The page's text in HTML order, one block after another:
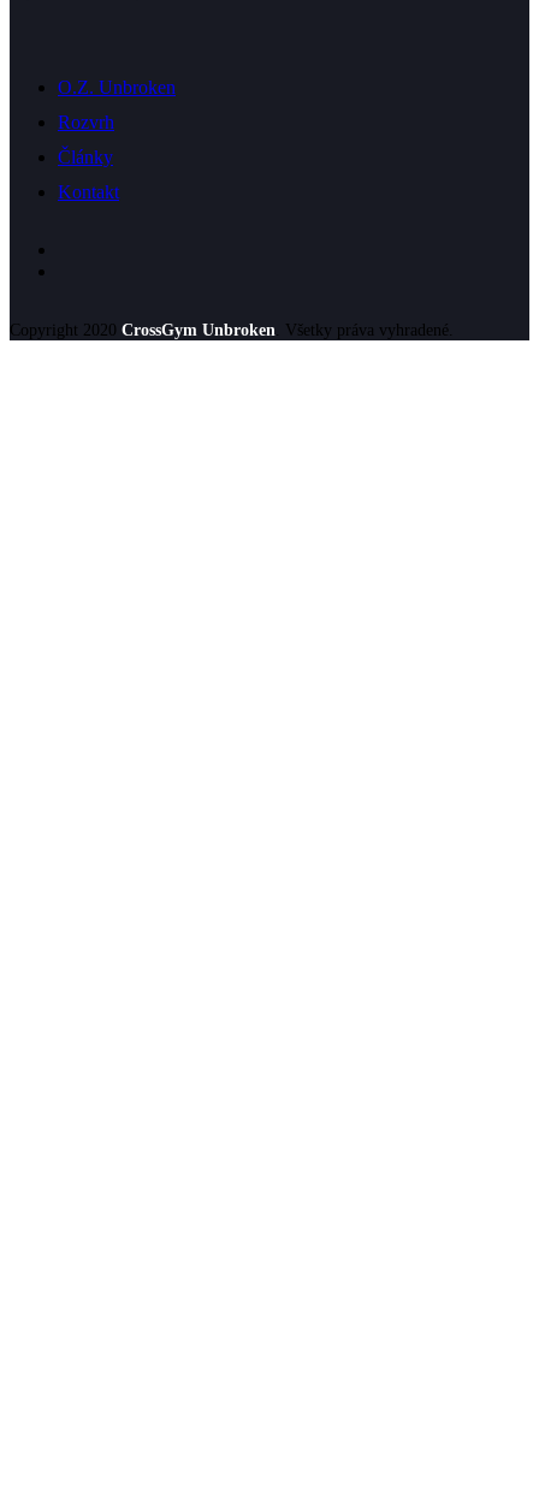
O.Z. Unbroken
Rozvrh
Články
Kontakt
Copyright 2020 CrossGym Unbroken . Všetky práva vyhradené.